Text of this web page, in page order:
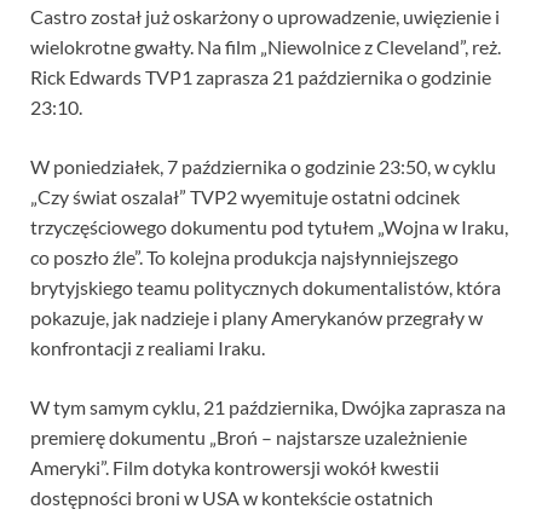
Castro został już oskarżony o uprowadzenie, uwięzienie i
wielokrotne gwałty. Na film „Niewolnice z Cleveland”, reż.
Rick Edwards TVP1 zaprasza 21 października o godzinie
23:10.
W poniedziałek, 7 października o godzinie 23:50, w cyklu
„Czy świat oszalał” TVP2 wyemituje ostatni odcinek
trzyczęściowego dokumentu pod tytułem „Wojna w Iraku,
co poszło źle”. To kolejna produkcja najsłynniejszego
brytyjskiego teamu politycznych dokumentalistów, która
pokazuje, jak nadzieje i plany Amerykanów przegrały w
konfrontacji z realiami Iraku.
W tym samym cyklu, 21 października, Dwójka zaprasza na
premierę dokumentu „Broń – najstarsze uzależnienie
Ameryki”. Film dotyka kontrowersji wokół kwestii
dostępności broni w USA w kontekście ostatnich